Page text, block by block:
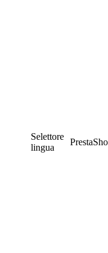
Selettore
lingua